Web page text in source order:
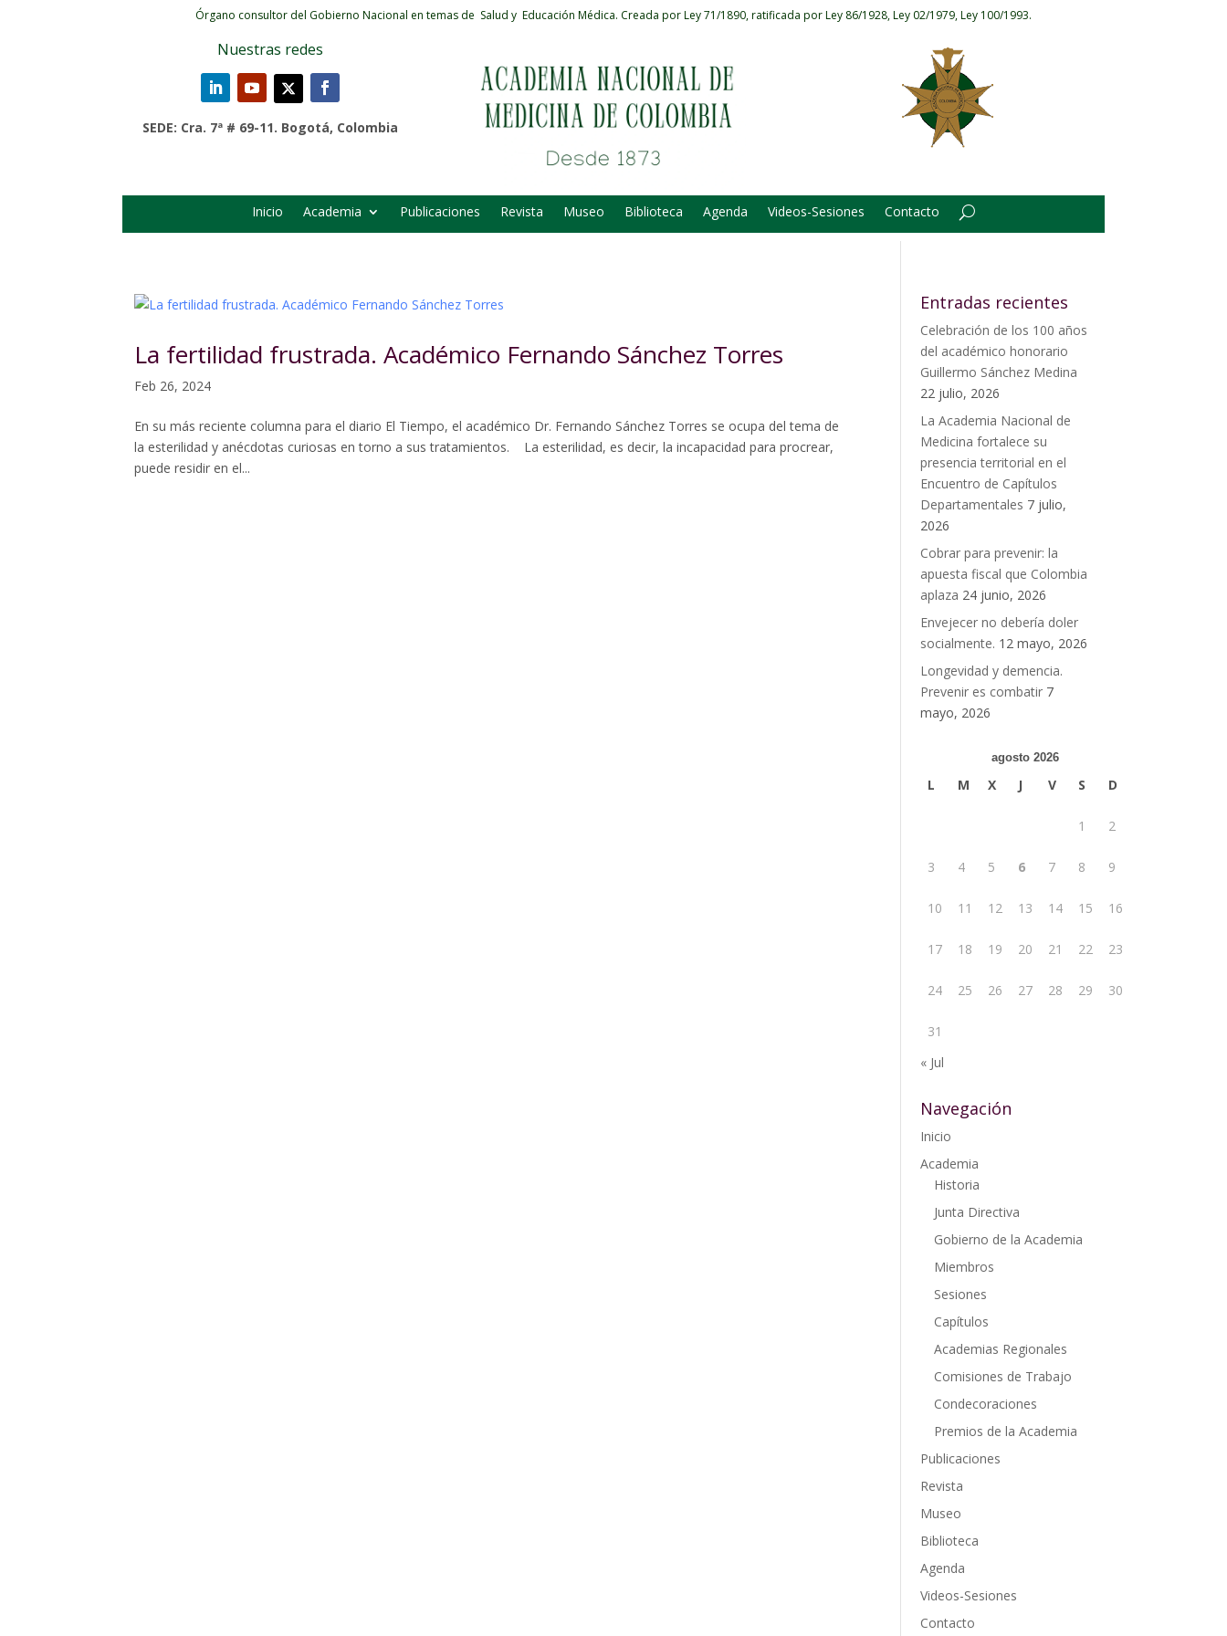
Órgano consultor del Gobierno Nacional en temas de Salud y Educación Médica. Creada por Ley 71/1890, ratificada por Ley 86/1928, Ley 02/1979, Ley 100/1993.
Nuestras redes
SEDE: Cra. 7ª # 69-11. Bogotá, Colombia
Inicio Academia Publicaciones Revista Museo Biblioteca Agenda Videos-Sesiones Contacto
La fertilidad frustrada. Académico Fernando Sánchez Torres
Feb 26, 2024
En su más reciente columna para el diario El Tiempo, el académico Dr. Fernando Sánchez Torres se ocupa del tema de
la esterilidad y anécdotas curiosas en torno a sus tratamientos. La esterilidad, es decir, la incapacidad para procrear,
puede residir en el...
Entradas recientes
Celebración de los 100 años
del académico honorario
Guillermo Sánchez Medina
22 julio, 2026
La Academia Nacional de
Medicina fortalece su
presencia territorial en el
Encuentro de Capítulos
Departamentales 7 julio,
2026
Cobrar para prevenir: la
apuesta fiscal que Colombia
aplaza 24 junio, 2026
Envejecer no debería doler
socialmente. 12 mayo, 2026
Longevidad y demencia.
Prevenir es combatir 7
mayo, 2026
agosto 2026
L M X J V S D
1 2
3 4 5 6 7 8 9
10 11 12 13 14 15 16
17 18 19 20 21 22 23
24 25 26 27 28 29 30
31
« Jul
Navegación
Inicio
Academia
Historia
Junta Directiva
Gobierno de la Academia
Miembros
Sesiones
Capítulos
Academias Regionales
Comisiones de Trabajo
Condecoraciones
Premios de la Academia
Publicaciones
Revista
Museo
Biblioteca
Agenda
Videos-Sesiones
Contacto